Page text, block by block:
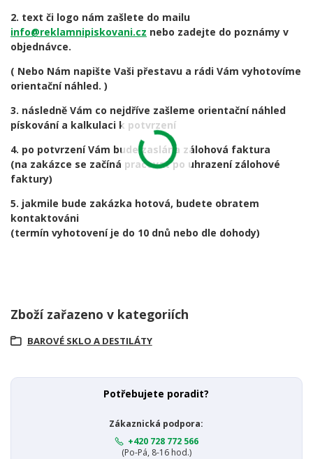
2. text či logo nám zašlete do mailu
info@reklamnipiskovani.cz nebo zadejte do poznámy v
objednávce.
( Nebo Nám napište Vaši přestavu a rádi Vám vyhotovíme
orientační náhled. )
3. následně Vám co nejdříve zašleme orientační náhled
pískování a kalkulaci k potvrzení
4. po potvrzení Vám bude zaslána zálohová faktura
(na zakázce se začíná pracovat po uhrazení zálohové
faktury)
5. jakmile bude zakázka hotová, budete obratem
kontaktováni
(termín vyhotovení je do 10 dnů nebo dle dohody)
Zboží zařazeno v kategoriích
BAROVÉ SKLO A DESTILÁTY
Potřebujete poradit?
Zákaznická podpora:
+420 728 772 566
(Po-Pá, 8-16 hod.)